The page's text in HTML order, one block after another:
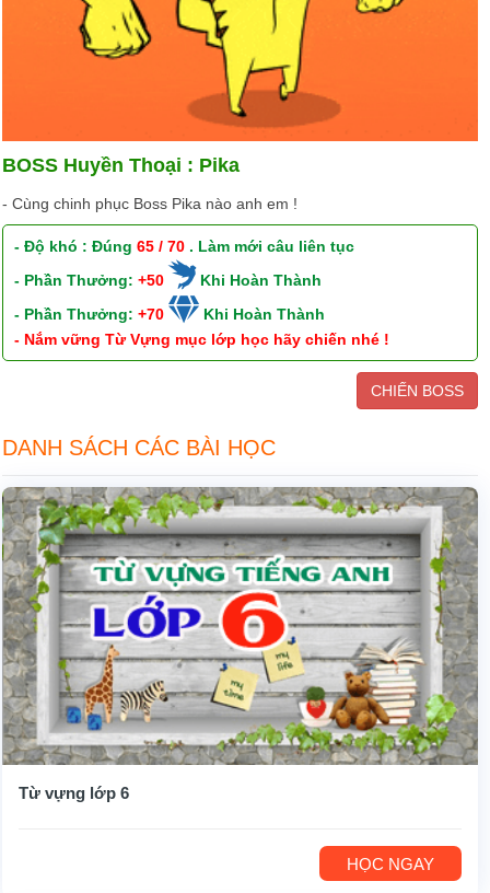
BOSS Huyền Thoại : Pika
- Cùng chinh phục Boss Pika nào anh em !
- Độ khó : Đúng65 / 70 . Làm mới câu liên tục
- Phần Thưởng:+50
Khi Hoàn Thành
- Phần Thưởng:+70
Khi Hoàn Thành
- Nắm vững Từ Vựng mục lớp học hãy chiến nhé !
CHIẾN BOSS
DANH SÁCH CÁC BÀI HỌC
Từ vựng lớp 6
HỌC NGAY